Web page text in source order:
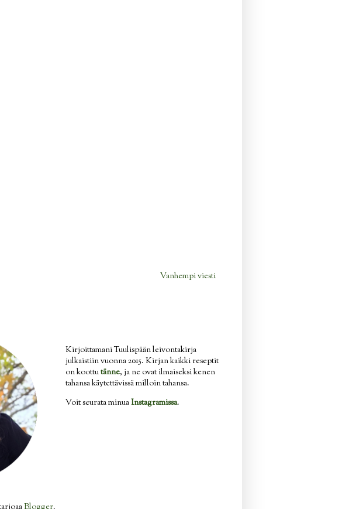
Vanhempi viesti
Kirjoittamani Tuulispään leivontakirja
julkaistiin vuonna 2015. Kirjan kaikki reseptit
on koottutänne, ja ne ovat ilmaiseksi kenen
tahansa käytettävissä milloin tahansa.
Voit seurata minuaInstagramissa.